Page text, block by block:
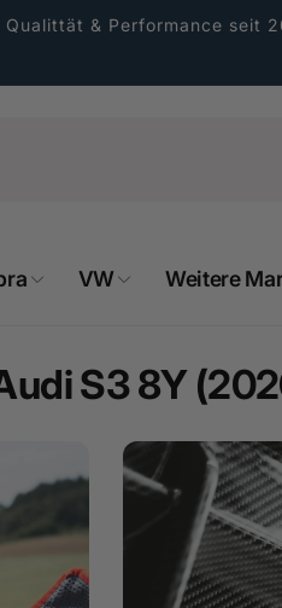
Qualittät & Performance seit
VW Weitere
S3 8Y